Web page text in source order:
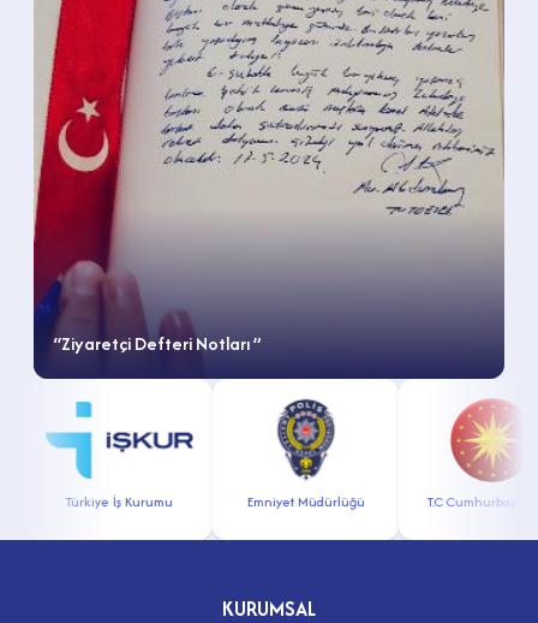
“Ziyaretçi Defteri Notları ”
Türkiye İş Kurumu Emniyet Müdürlüğü T.C Cumhurbaşkanlığı
KURUMSAL